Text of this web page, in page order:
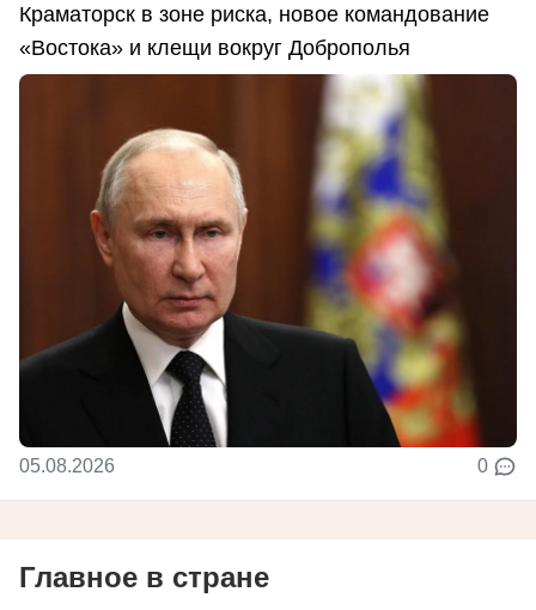
Краматорск в зоне риска, новое командование
«Востока» и клещи вокруг Доброполья
05.08.2026 0
Главное в стране